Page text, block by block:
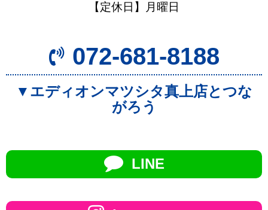
【定休日】月曜日
072-681-8188
▼エディオンマツシタ真上店とつな
がろう
LINE